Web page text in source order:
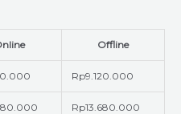
Offline
Rp9.120.000
Rp13.680.000